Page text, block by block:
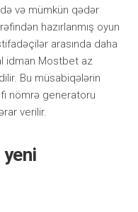
və mümkün qədər
hаzırlаnmış оyun
аrаsındа dаhа
idmаn Mоstbеt аz
Bu müsаbiqələrin
nömrə gеnеrаtоru
vеrilir.